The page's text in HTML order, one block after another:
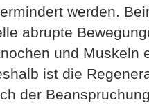
werden.
abrupte
und Muskeln
ist die
der